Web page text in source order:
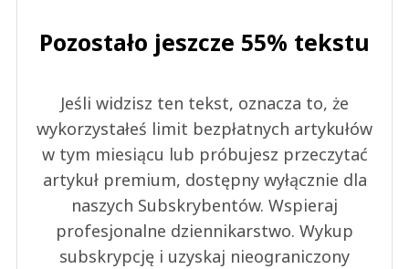
Pozostało jeszcze 55% tekstu
Jeśli widzisz ten tekst, oznacza to, że
wykorzystałeś limit bezpłatnych artykułów
w tym miesiącu lub próbujesz przeczytać
artykuł premium, dostępny wyłącznie dla
naszych Subskrybentów. Wspieraj
profesjonalne dziennikarstwo. Wykup
subskrypcję i uzyskaj nieograniczony